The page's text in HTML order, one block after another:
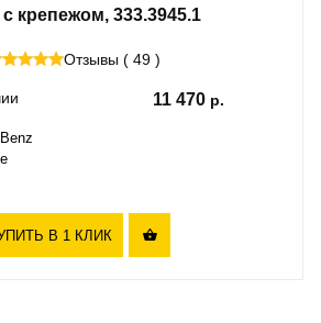
крепежом, 333.3945.1
Отзывы ( 49 )
11 470
В 1 КЛИК 